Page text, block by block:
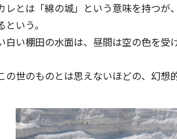
レとは「綿の城」という意味を持つ
いう。
白い棚⽥の水面は、昼間は空の色を
の世のものとは思えないほどの、幻想